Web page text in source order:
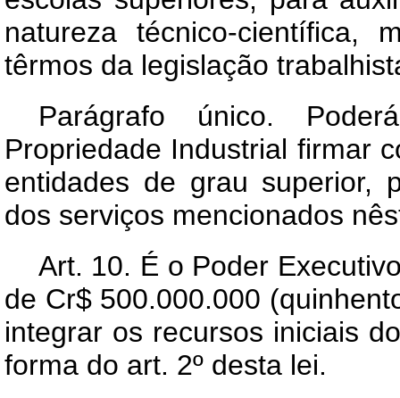
natureza técnico-científica,
têrmos da legislação
Parágrafo único.
Propriedade Industrial firmar
entidades de grau superior,
dos serviços mencionados
Art. 10. É o Poder
de Cr$ 500.000.000
integrar os recursos iniciais
forma do art. 2º desta lei.